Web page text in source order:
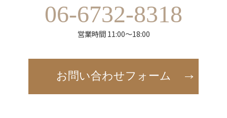
06-6732-8318
営業時間 11:00～18:00
お問い合わせフォーム